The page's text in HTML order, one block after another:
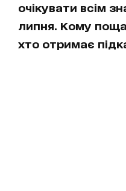
очікувати всім
липня. Кому
хто отримає